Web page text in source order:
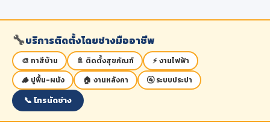
🔧บริการติดตั้งโดยช่างมืออาชีพ
🎨 ทาสีบ้าน 🚿 ติดตั้งสุขภัณฑ์
⚡ งานไฟฟ้า
🪵 ปูพื้น-ผนัง
🏠 งานหลังคา 🚰 ระบบประปา
📞 โทรนัดช่าง